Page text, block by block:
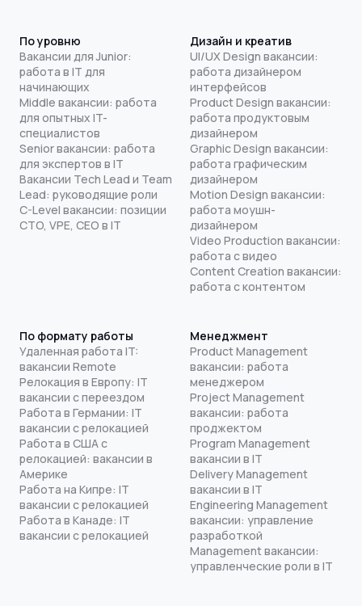
По уровню
Вакансии для Junior:
работа в IT для
начинающих
Middle вакансии: работа
для опытных IT-
специалистов
Senior вакансии: работа
для экспертов в IT
Вакансии Tech Lead и Team
Lead: руководящие роли
C-Level вакансии: позиции
CTO, VPE, CEO в IT
Дизайн и креатив
UI/UX Design вакансии:
работа дизайнером
интерфейсов
Product Design вакансии:
работа продуктовым
дизайнером
Graphic Design вакансии:
работа графическим
дизайнером
Motion Design вакансии:
работа моушн-
дизайнером
Video Production вакансии:
работа с видео
Content Creation вакансии:
работа с контентом
По формату работы
Удаленная работа IT:
вакансии Remote
Релокация в Европу: IT
вакансии с переездом
Работа в Германии: IT
вакансии с релокацией
Работа в США с
релокацией: вакансии в
Америке
Работа на Кипре: IT
вакансии с релокацией
Работа в Канаде: IT
вакансии с релокацией
Менеджмент
Product Management
вакансии: работа
менеджером
Project Management
вакансии: работа
проджектом
Program Management
вакансии в IT
Delivery Management
вакансии в IT
Engineering Management
вакансии: управление
разработкой
Management вакансии:
управленческие роли в IT